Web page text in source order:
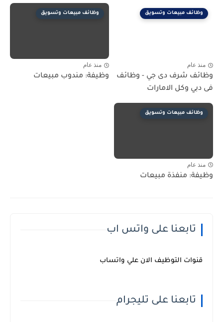
وظائف مبيعات وتسويق
منذ عام
وظائف شرف دى جي - وظائف
فى دبي وكل الامارات
وظائف مبيعات وتسويق
منذ عام
وظيفة: مندوب مبيعات
وظائف مبيعات وتسويق
منذ عام
وظيفة: منفذة مبيعات
تابعنا على واتس اب
قنوات التوظيف الان علي واتساب
تابعنا على تليجرام